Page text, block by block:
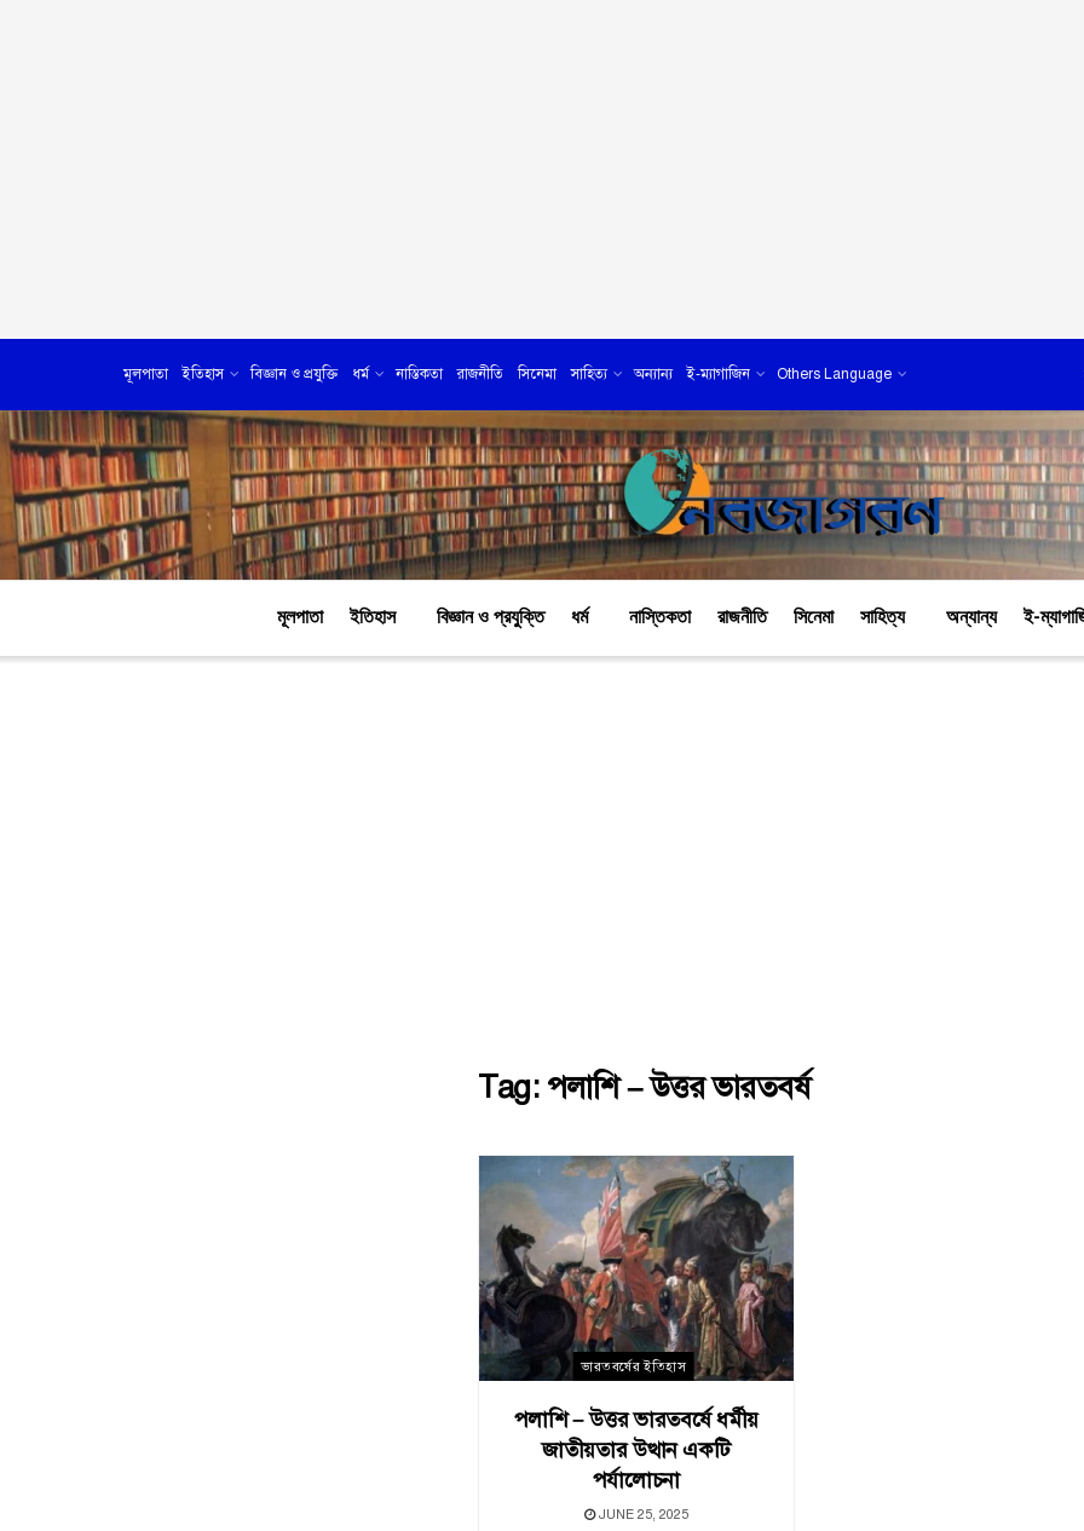
মূলপাতা ইতিহাস বিজ্ঞান ও প্রযুক্তি ধর্ম নাস্তিকতা রাজনীতি সিনেমা সাহিত্য অন্যান্য ই-ম্যাগাজিন Others Language
মূলপাতা ইতিহাস বিজ্ঞান ও প্রযুক্তি ধর্ম নাস্তিকতা রাজনীতি সিনেমা সাহিত্য অন্যান্য ই-
Tag:পলাশি – উত্তর ভারতবর্ষ
ভারতবর্ষের ইতিহাস
পলাশি – উত্তর ভারতবর্ষে ধর্মীয়
জাতীয়তার উত্থান একটি
পর্যালােচনা
JUNE 25, 2025